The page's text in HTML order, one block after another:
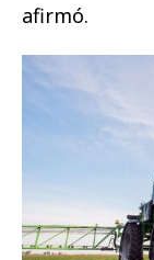
afirmó.